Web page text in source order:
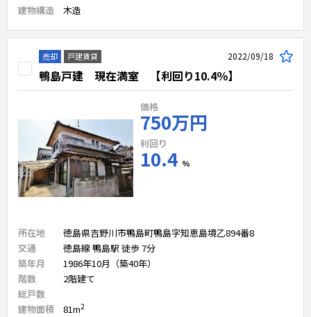
建物構造 木造
売却 戸建賃貸
鴨島戸建 現在満室 【利回り10.4％】
2022/09/18
価格
750万円
利回り
10.4 %
所在地
徳島県吉野川市鴨島町鴨島字知恵島境乙894番8
交通
徳島線 鴨島駅 徒歩 7分
築年月
1986年10月（築40年）
階数
2階建て
総戸数
建物面積
81m2